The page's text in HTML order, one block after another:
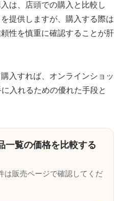
は、店頭での購入と比較し
提供しますが、購入する際は
性を慎重に確認することが肝
入すれば、オンラインショッ
入れるための優れた手段と
一覧の価格を比較する
は販売ページで確認してくだ